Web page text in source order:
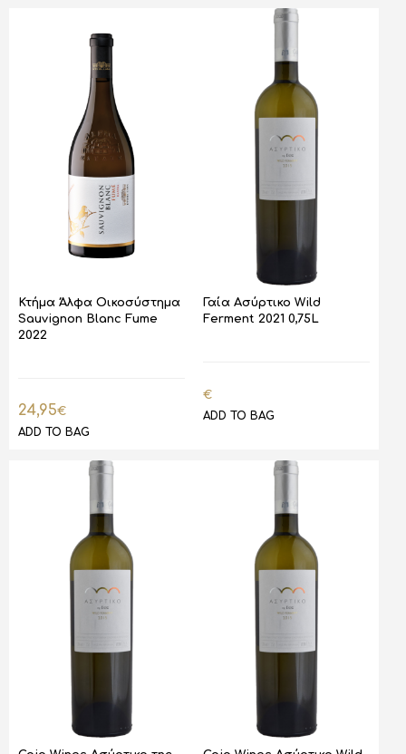
Κτήμα Άλφα Οικοσύστημα
Sauvignon Blanc Fume
2022
24,95€
ADD TO BAG
Γαία Ασύρτικο Wild
Ferment 2021 0,75L
€
ADD TO BAG